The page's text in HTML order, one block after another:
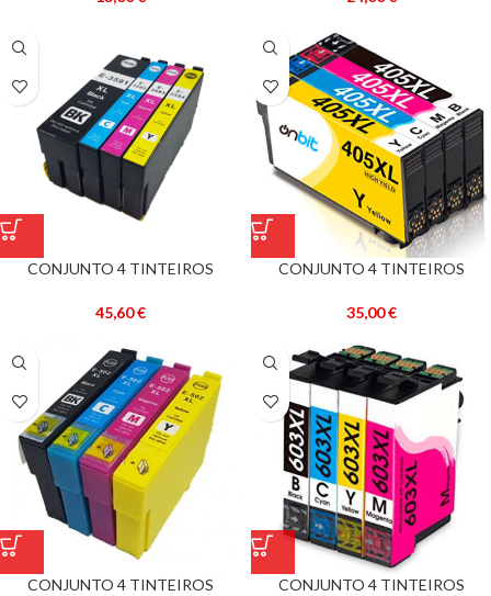
CONJUNTO 4 TINTEIROS
REF. T3591/2/3/4
45,60€
CONJUNTO 4 TINTEIROS
35,00€
CONJUNTO 4 TINTEIROS
CONJUNTO 4 TINTEIROS